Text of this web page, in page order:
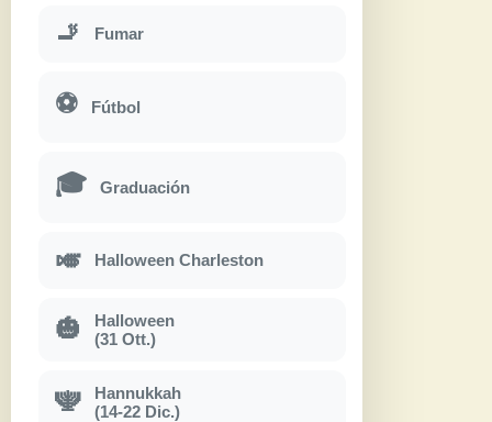
🚬 Fumar
⚽ Fútbol
🎓 Graduación
🎺 Halloween Charleston
🎃
Halloween
(31 Ott.)
🕎
Hannukkah
(14-22 Dic.)